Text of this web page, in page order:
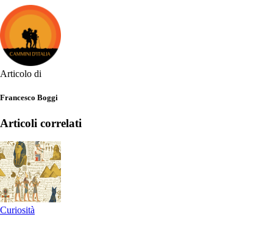
Articolo di
Francesco Boggi
Articoli correlati
Curiosità